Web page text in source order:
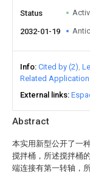
Abstract
本实用新型公开了一
搅拌桶，所述搅拌桶
端连接有第一转轴，
Status
2032-01-19
Info Cited by (2)
Related
External links